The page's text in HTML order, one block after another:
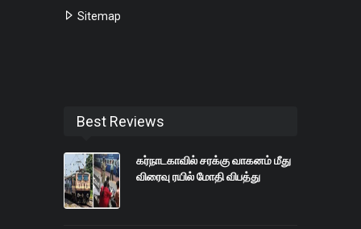
Sitemap
Best Reviews
கர்நாடகாவில் சரக்கு வாகனம் மீது
விரைவு ரயில் மோதி விபத்து